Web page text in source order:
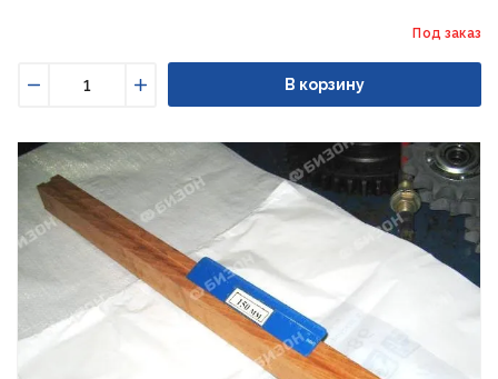
Под заказ
Увеличить
В корзину